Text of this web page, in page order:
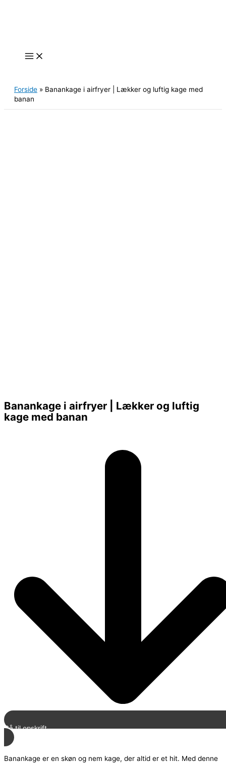
Forside » Banankage i airfryer | Lækker og luftig kage med
banan
Banankage i airfryer | Lækker og luftig
kage med banan
Gå til opskrift
Banankage er en skøn og nem kage, der altid er et hit. Med denne